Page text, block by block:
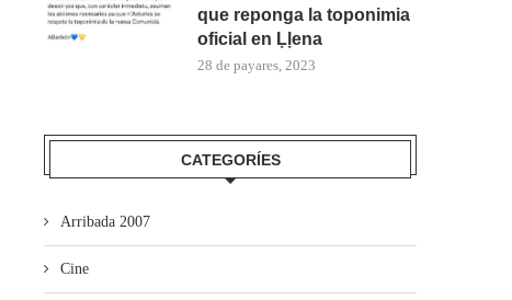
que reponga la toponimia
oficial en Ḷḷena
28 de payares, 2023
CATEGORÍES
Arribada 2007
Cine